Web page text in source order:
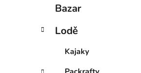
Bazar
Lodě
Kajaky